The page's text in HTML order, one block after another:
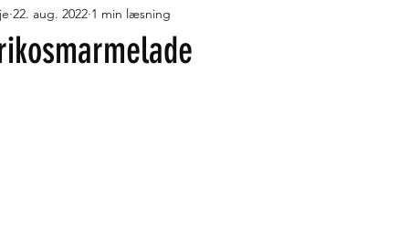
med fløde Desserter
22. aug. 2022 1 min læsning